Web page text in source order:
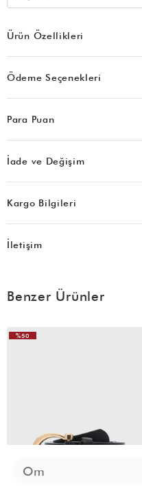
Ürün Özellikleri
Ödeme Seçenekleri
Para Puan
İade ve Değişim
Kargo Bilgileri
İletişim
Benzer Ürünler
%50